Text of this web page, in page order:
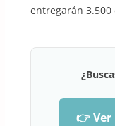
entregarán
👉 Ver